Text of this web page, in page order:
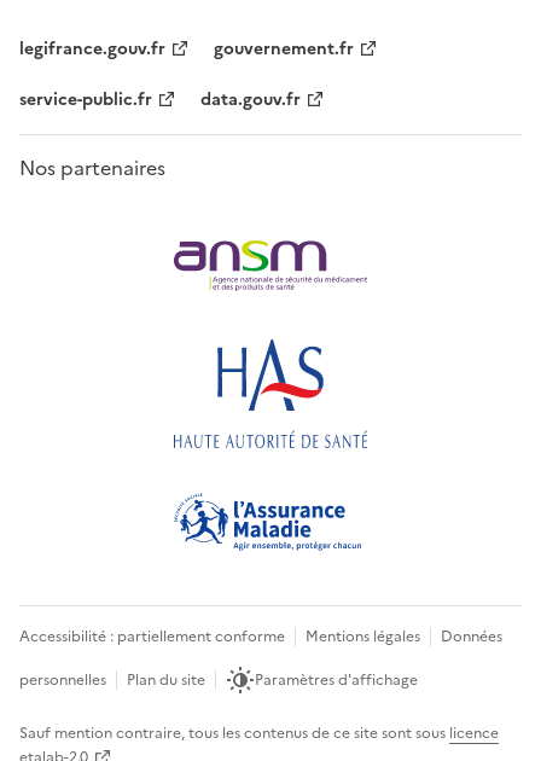
legifrance.gouv.fr
gouvernement.fr
service-public.fr
data.gouv.fr
Nos partenaires
Accessibilité : partiellement conforme Mentions légales
Données
personnelles
Plan du site Paramètres d'affichage
Sauf mention contraire, tous les contenus de ce site sont sous licence